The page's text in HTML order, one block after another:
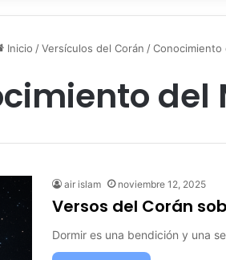
Inicio / Versículos del Corán / Conocimiento
del
air islam noviembre 12, 2025
Versos del Corán
Dormir es una bendición y una